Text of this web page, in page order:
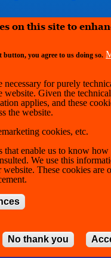
-
on this site to
button, you agree to us doing so.
necessary for purely
website. Given the
applies, and these
the website.
cookies, etc.
that enable us to know
We use this
website. These cookies are
No thank you